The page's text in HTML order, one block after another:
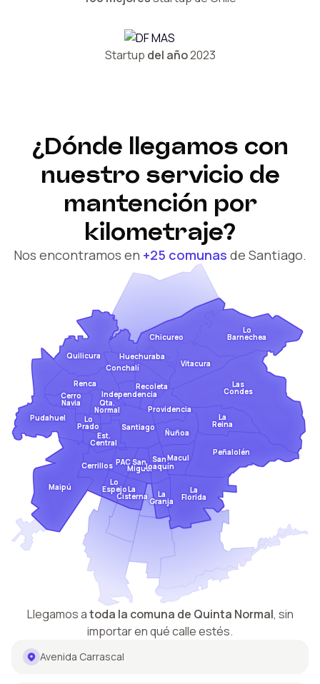
Startup del año2023
Chicureo
Maipú
Cerrillos
Est.
Central
Pudahuel Lo
Prado
Cerro
Navia
Santiago
Renca
Qta.
Normal
Recoleta
Independencia
Quilicura
Conchalí
La
Cisterna
Lo
Espejo
PACSan
Miguel
La
Granja
San
Joaquín
Providencia
Ñuñoa
La
Reina
Macul
La
Florida
Peñalolén
Las
Condes
Vitacura
Lo
Barnechea
Huechuraba
¿Dónde llegamos con
nuestro servicio de
mantención por
kilometraje?
Nos encontramos en +25 comunas de Santiago.
Llegamos atoda la comuna de Quinta Normal, sin
importar en qué calle estés.
Avenida Carrascal